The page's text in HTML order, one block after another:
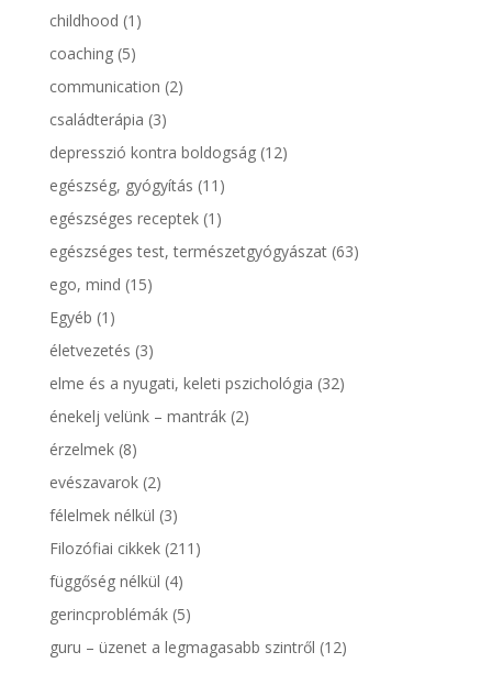
childhood (1)
coaching(5)
communication (2)
családterápia (3)
depresszió kontra boldogság(12)
egészség, gyógyítás (11)
egészséges receptek(1)
egészséges test, természetgyógyászat(63)
ego, mind (15)
Egyéb (1)
életvezetés (3)
elme és a nyugati, keleti pszichológia (32)
énekelj velünk – mantrák(2)
érzelmek(8)
evészavarok(2)
félelmek nélkül (3)
Filozófiai cikkek(211)
függőség nélkül (4)
gerincproblémák(5)
guru – üzenet a legmagasabb szintről (12)